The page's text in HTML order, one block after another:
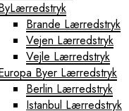
Brande Lærredstryk
Vejen Lærredstryk
Vejle Lærredstryk
Byer Lærredstryk
Berlin Lærredstryk
Istanbul Lærredstryk